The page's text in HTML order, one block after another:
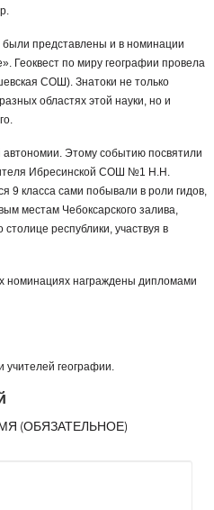
представлены и в номинации
Геоквест по миру географии провела
СОШ). Знатоки не только
областях этой науки, но и
автономии. Этому событию посвятили
Ибресинской СОШ №1 Н.Н.
9 класса сами побывали в роли гидов,
местам Чебоксарского залива,
республики, участвуя в
номинациях награждены дипломами
учителей географии.
(ОБЯЗАТЕЛЬНОЕ)